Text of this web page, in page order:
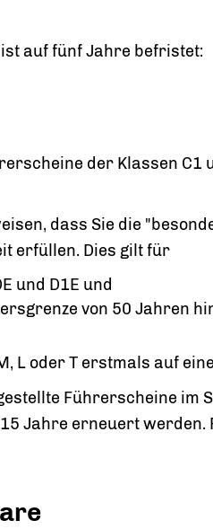
auf fünf Jahre befristet:
der Klassen
dass Sie die "beson
erfüllen. Dies gilt für
und D1E und
von 50 Jahren
L oder T erstmals auf
Führerscheine
Jahre erneuert